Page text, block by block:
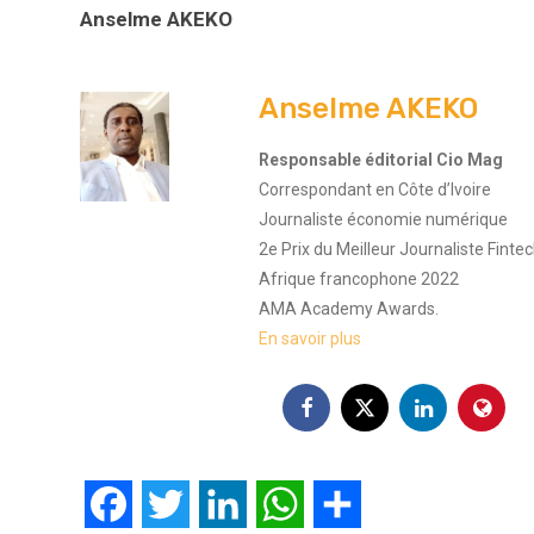
Anselme AKEKO
Anselme AKEKO
Responsable éditorial Cio Mag
Correspondant en Côte d’Ivoire
Journaliste économie numérique
2e Prix du Meilleur Journaliste
Afrique francophone 2022
AMA Academy Awards.
En savoir plus
FacebookTwitter LinkedIn WhatsApp